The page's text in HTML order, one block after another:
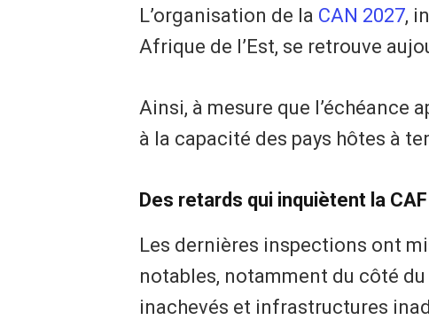
L’organisation de la CAN 2027,
Afrique de l’Est, se retrouve
Ainsi, à mesure que l’échéance
à la capacité des pays hôtes à
Des retards qui inquiètent la CAF
Les dernières inspections ont
notables, notamment du côté du
inachevés et infrastructures